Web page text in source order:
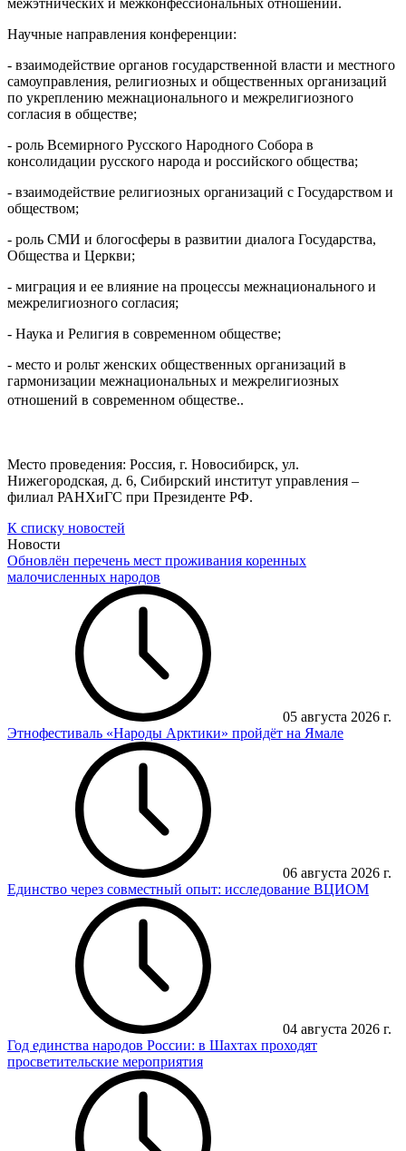
Научные направления конференции:
- взаимодействие органов государственной власти и местного
самоуправления, религиозных и общественных организаций
по укреплению межнационального и межрелигиозного
согласия в обществе;
- роль Всемирного Русского Народного Собора в
консолидации русского народа и российского общества;
- взаимодействие религиозных организаций с Государством и
обществом;
- роль СМИ и блогосферы в развитии диалога Государства,
Общества и Церкви;
- миграция и ее влияние на процессы межнационального и
межрелигиозного согласия;
- Наука и Религия в современном обществе;
- место и рольт женских общественных организаций в
гармонизации межнациональных и межрелигиозных
отношений в современном обществе..
Место проведения: Россия, г. Новосибирск, ул.
Нижегородская, д. 6, Сибирский институт управления –
филиал РАНХиГС при Президенте РФ.
К списку новостей
Новости
Обновлён перечень мест проживания коренных
малочисленных народов
05 августа 2026 г.
Этнофестиваль «Народы Арктики» пройдёт на Ямале
06 августа 2026 г.
Единство через совместный опыт: исследование ВЦИОМ
04 августа 2026 г.
Год единства народов России: в Шахтах проходят
просветительские мероприятия